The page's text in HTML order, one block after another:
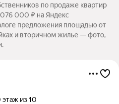
по продаже квартир
000 ₽ на Яндекс
предложения площадью от
и вторичном жилье — фото,
этаж из 10